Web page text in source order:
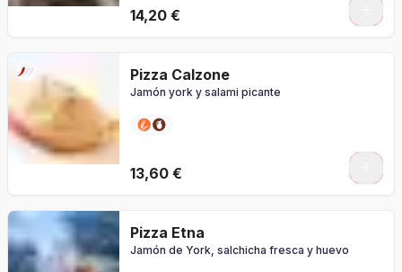
14,20 €
Pizza Calzone
Jamón york y salami picante
13,60 €
Pizza Etna
Jamón de York, salchicha fresca y huevo